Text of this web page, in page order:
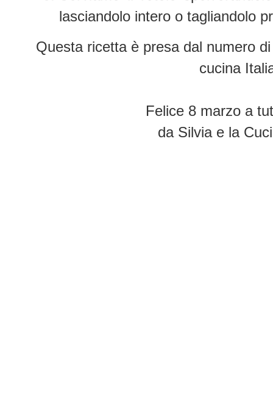
lasciandolo intero o tagliandolo
Questa ricetta è presa dal numero
cucina
Felice 8 marzo a
da Silvia e la